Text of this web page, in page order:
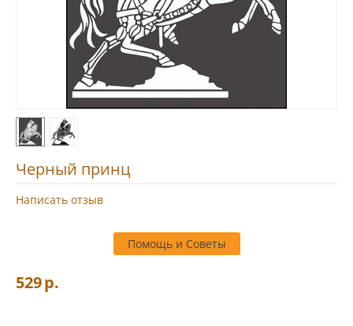
Черный принц
Написать отзыв
Помощь и Советы
529р.